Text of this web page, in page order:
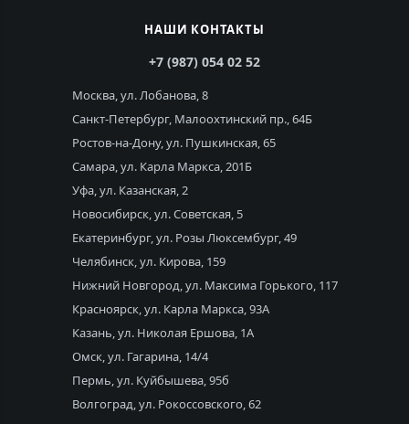
НАШИ КОНТАКТЫ
+7 (987) 054 02 52
Москва, ул. Лобанова, 8
Санкт-Петербург, Малоохтинский пр., 64Б
Ростов-на-Дону, ул. Пушкинская, 65
Самара, ул. Карла Маркса, 201Б
Уфа, ул. Казанская, 2
Новосибирск, ул. Советская, 5
Екатеринбург, ул. Розы Люксембург, 49
Челябинск, ул. Кирова, 159
Нижний Новгород, ул. Максима Горького, 117
Красноярск, ул. Карла Маркса, 93А
Казань, ул. Николая Ершова, 1А
Омск, ул. Гагарина, 14/4
Пермь, ул. Куйбышева, 95б
Волгоград, ул. Рокоссовского, 62